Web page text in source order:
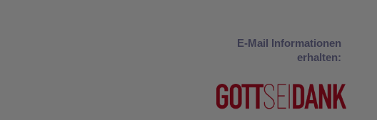
E-Mail Informationen
erhalten: